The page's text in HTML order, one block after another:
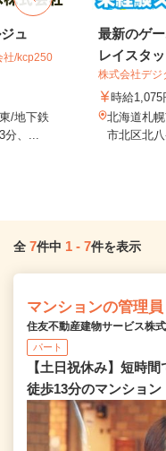
ュ
社/kcp250
/地下鉄
、...
最新のゲ
レイスタ
株式会社デ
時給1,075
北海道札
市北区北
全 7件中 1 - 7件を表示
マンションの管理員
住友不動産建物サービス株
パート
【土日祝休み】短時
徒歩13分のマンション